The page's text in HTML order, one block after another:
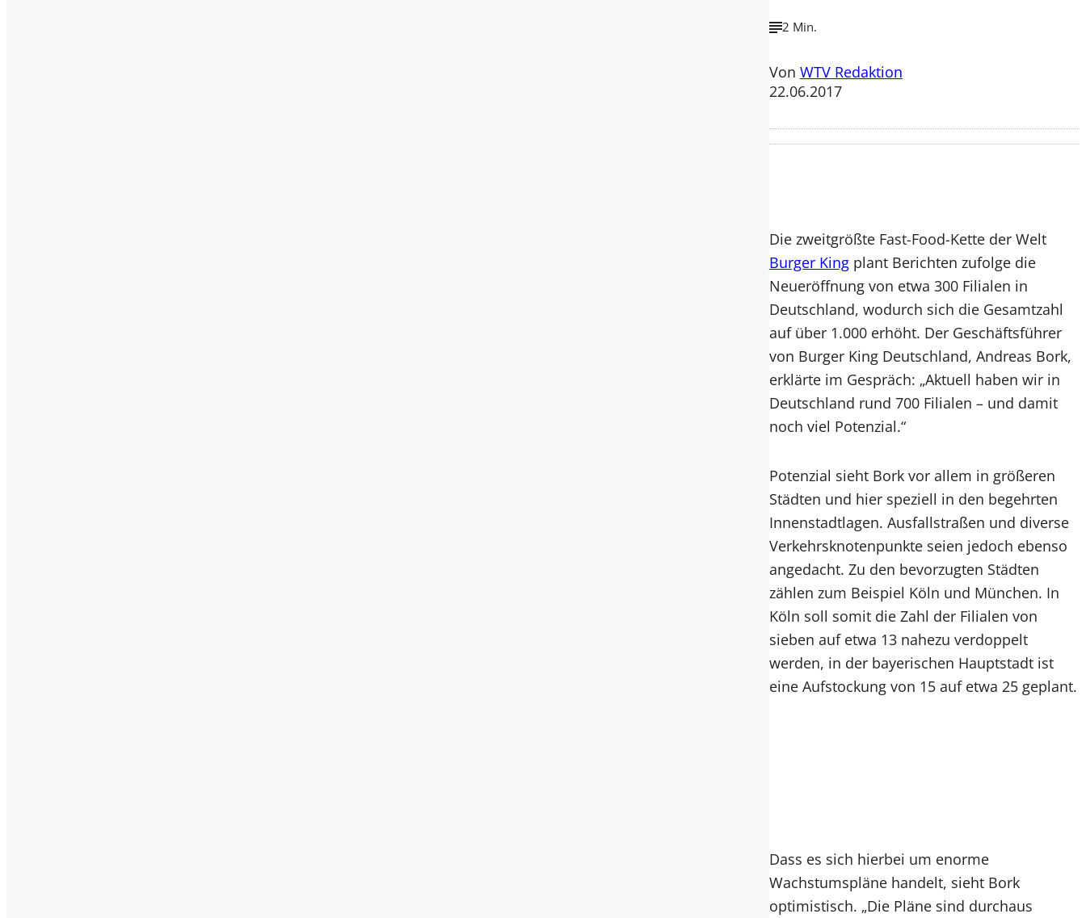
2 Min.
Von WTV Redaktion
22.06.2017
Die zweitgrößte Fast-Food-Kette der Welt
Burger Kingplant Berichten zufolge die
Neueröffnung von etwa 300 Filialen in
Deutschland, wodurch sich die Gesamtzahl
auf über 1.000 erhöht. Der Geschäftsführer
von Burger King Deutschland, Andreas Bork,
erklärte im Gespräch: „Aktuell haben wir in
Deutschland rund 700 Filialen – und damit
noch viel Potenzial.“
Potenzial sieht Bork vor allem in größeren
Städten und hier speziell in den begehrten
Innenstadtlagen. Ausfallstraßen und diverse
Verkehrsknotenpunkte seien jedoch ebenso
angedacht. Zu den bevorzugten Städten
zählen zum Beispiel Köln und München. In
Köln soll somit die Zahl der Filialen von
sieben auf etwa 13 nahezu verdoppelt
werden, in der bayerischen Hauptstadt ist
eine Aufstockung von 15 auf etwa 25 geplant.
Dass es sich hierbei um enorme
Wachstumspläne handelt, sieht Bork
optimistisch. „Die Pläne sind durchaus